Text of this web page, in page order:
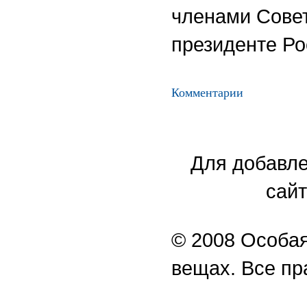
членами
президенте
Комментарии
Для
© 2008
вещах. Все